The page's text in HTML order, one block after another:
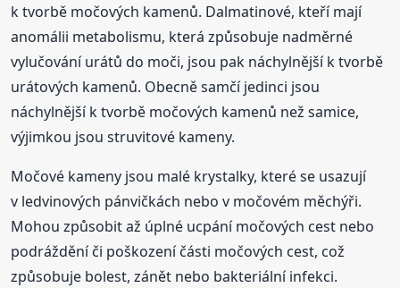
k tvorbě močových kamenů. Dalmatinové, kteří mají
anomálii metabolismu, která způsobuje nadměrné
vylučování urátů do moči, jsou pak náchylnější k tvorbě
urátových kamenů. Obecně samčí jedinci jsou
náchylnější k tvorbě močových kamenů než samice,
výjimkou jsou struvitové kameny.
Močové kameny jsou malé krystalky, které se usazují
v ledvinových pánvičkách nebo v močovém měchýři.
Mohou způsobit až úplné ucpání močových cest nebo
podráždění či poškození části močových cest, což
způsobuje bolest, zánět nebo bakteriální infekci.